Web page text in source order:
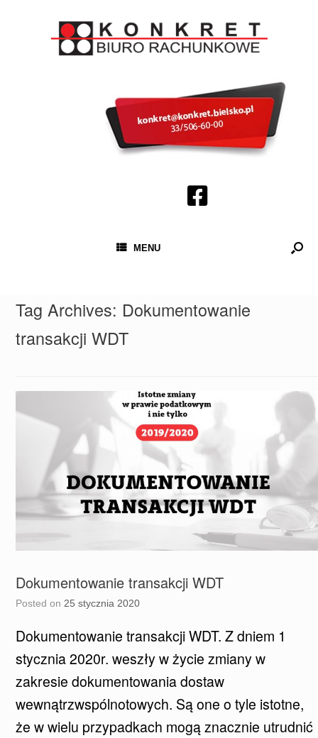
MENU
Tag Archives: Dokumentowanie
transakcji WDT
Dokumentowanie transakcji WDT
Posted on 25 stycznia 2020
Dokumentowanie transakcji WDT. Z dniem 1
stycznia 2020r. weszły w życie zmiany w
zakresie dokumentowania dostaw
wewnątrzwspólnotowych. Są one o tyle istotne,
że w wielu przypadkach mogą znacznie utrudnić